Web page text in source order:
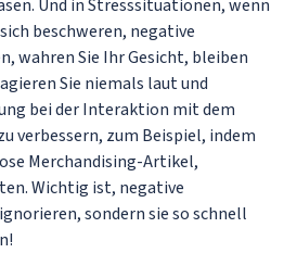
Und in Stresssituationen, wenn
beschweren, negative
wahren Sie Ihr Gesicht, bleiben
Sie niemals laut und
bei der Interaktion mit dem
verbessern, zum Beispiel, indem
Merchandising-Artikel,
Wichtig ist, negative
sondern sie so schnell